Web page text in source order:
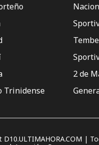
Trinidense
2 de
D10.ULTIMAHORA.COM |